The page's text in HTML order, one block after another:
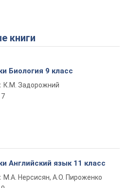
книги
Биология 9 класс
К.М. Задорожний
Английский язык 11 класс
М.А. Нерсисян, А.О. Пироженко